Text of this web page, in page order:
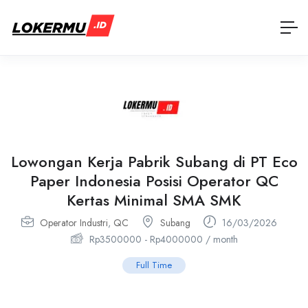
Lowongan Kerja Pabrik Subang di PT Eco
Paper Indonesia Posisi Operator QC
Kertas Minimal SMA SMK
Operator Industri, QC Subang
16/03/2026
Rp3500000 - Rp4000000 / month
Full Time